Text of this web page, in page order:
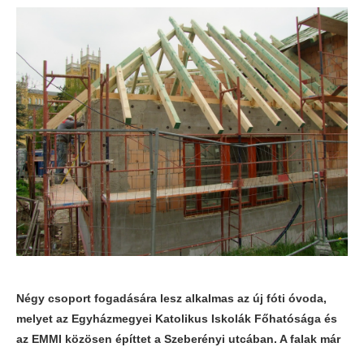
Négy csoport fogadására lesz alkalmas az új fóti óvoda,
melyet az Egyházmegyei Katolikus Iskolák Főhatósága és
az EMMI közösen építtet a Szeberényi utcában. A falak már